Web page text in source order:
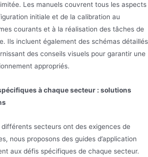
Les manuels couvrent tous les aspects
initiale et de la calibration au
courants et à la réalisation des tâches de
Ils incluent également des schémas détaillés
des conseils visuels pour garantir une
appropriés.
à chaque secteur : solutions
différents secteurs ont des exigences de
nous proposons des guides d’application
aux défis spécifiques de chaque secteur.